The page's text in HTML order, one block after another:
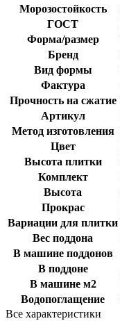
Морозостойкость
ГОСТ
Форма/размер
Бренд
Вид формы
Фактура
Прочность на сжатие
Артикул
Метод изготовления
Цвет
Высота плитки
Комплект
Высота
Прокрас
Вариации для плитки
Вес поддона
В машине поддонов
В поддоне
В машине м2
Водопоглащение
Все характеристики